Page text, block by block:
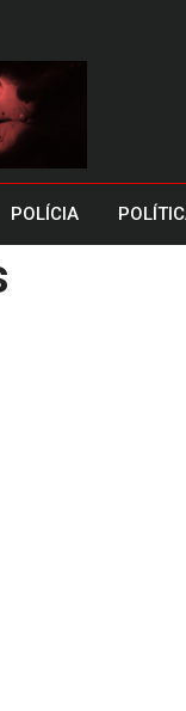
POLÍCIA